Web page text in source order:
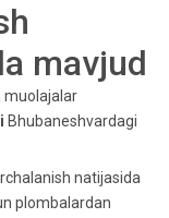
mavjud
muolajalar
Bhubaneshvardagi
natijasida
plombalardan